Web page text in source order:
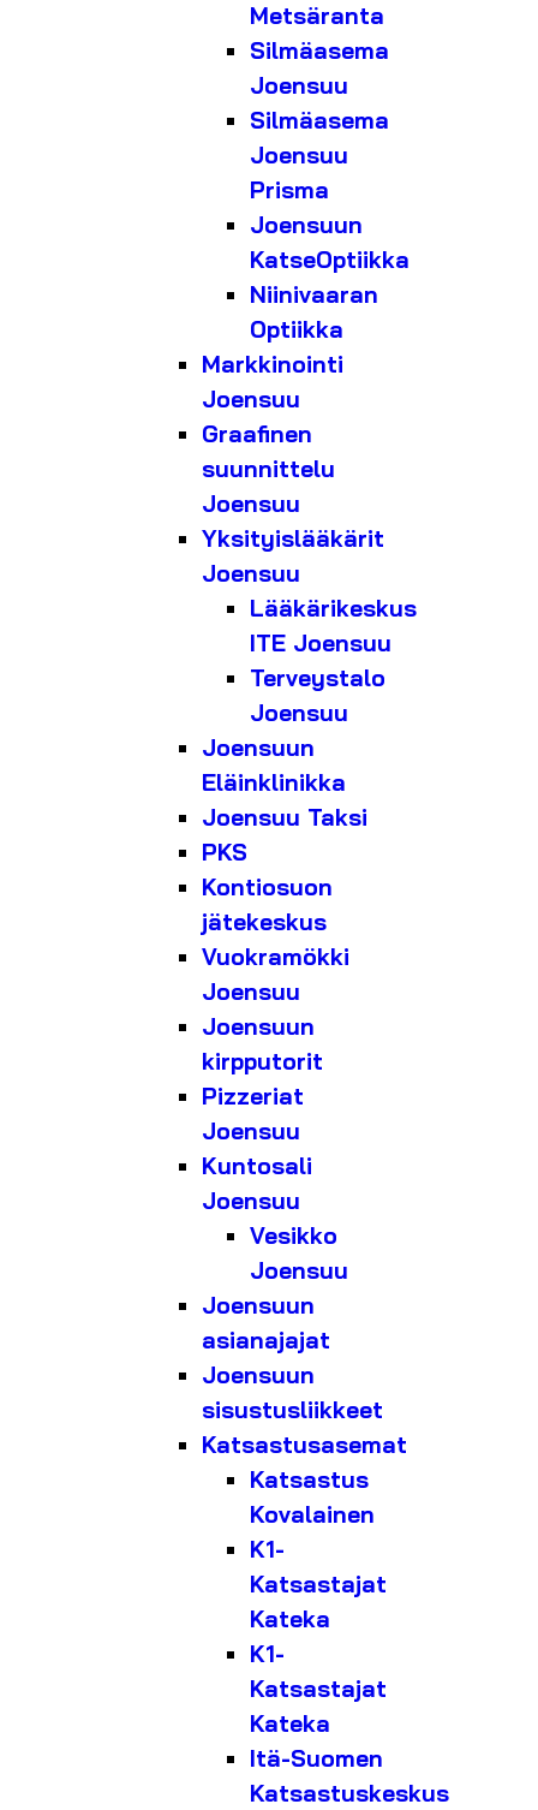
Metsäranta
Silmäasema
Joensuu
Silmäasema
Joensuu
Prisma
Joensuun
KatseOptiikka
Niinivaaran
Optiikka
Markkinointi
Joensuu
Graafinen
suunnittelu
Joensuu
Yksityislääkärit
Joensuu
Lääkärikeskus
ITE Joensuu
Terveystalo
Joensuu
Joensuun
Eläinklinikka
Joensuu Taksi
PKS
Kontiosuon
jätekeskus
Vuokramökki
Joensuu
Joensuun
kirpputorit
Pizzeriat
Joensuu
Kuntosali
Joensuu
Vesikko
Joensuu
Joensuun
asianajajat
Joensuun
sisustusliikkeet
Katsastusasemat
Katsastus
Kovalainen
K1-
Katsastajat
Kateka
K1-
Katsastajat
Kateka
Itä-Suomen
Katsastuskeskus